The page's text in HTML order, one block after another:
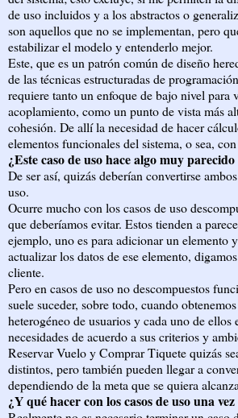
de uso incluidos y a los abstractos o
son aquellos que no se implementan, pero
estabilizar el modelo y entenderlo mejor.
Este, que es un patrón común de diseño
de las técnicas estructuradas de
requiere tanto un enfoque de bajo nivel para
acoplamiento, como un punto de vista más
cohesión. De allí la necesidad de hacer
elementos funcionales del sistema, o sea,
¿Este caso de uso hace algo muy
De ser así, quizás deberían convertirse
uso.
Ocurre mucho con los casos de uso
que deberíamos evitar. Estos tienden a
ejemplo, uno es para adicionar un elemento
actualizar los datos de ese elemento,
cliente.
Pero en casos de uso no descompuestos
suele suceder, sobre todo, cuando
heterogéneo de usuarios y cada uno de ellos
necesidades de acuerdo a sus criterios y
Reservar Vuelo y Comprar Tiquete quizás
distintos, pero también pueden llegar a
dependiendo de la meta que se quiera
¿Y qué hacer con los casos de uso una